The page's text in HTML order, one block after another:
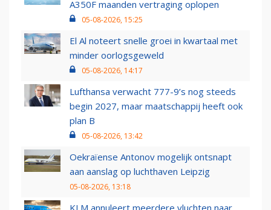
A350F maanden vertraging oplopen
05-08-2026, 15:25
El Al noteert snelle groei in kwartaal met
minder oorlogsgeweld
05-08-2026, 14:17
Lufthansa verwacht 777-9’s nog steeds
begin 2027, maar maatschappij heeft ook
plan B
05-08-2026, 13:42
Oekraïense Antonov mogelijk ontsnapt
aan aanslag op luchthaven Leipzig
05-08-2026, 13:18
KLM annuleert meerdere vluchten naar